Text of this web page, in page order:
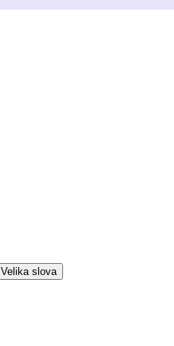
Velika slova